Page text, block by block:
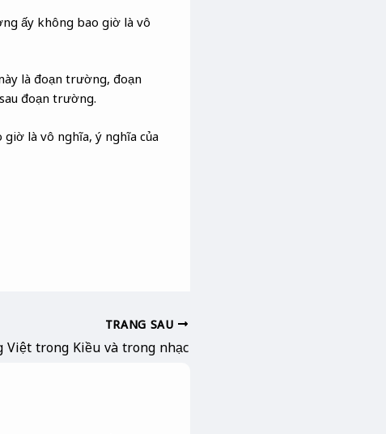
ấy không bao giờ là vô
là đoạn trường, đoạn
đoạn trường.
là vô nghĩa, ý nghĩa của
TRANG SAU
Việt trong Kiều và trong nhạc